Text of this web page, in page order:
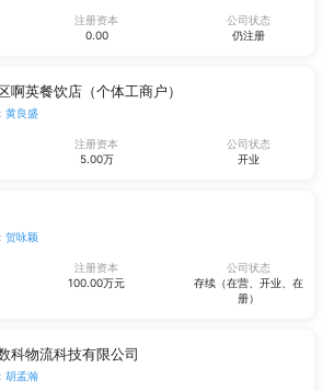
注册资本
0.00
公司状态
仍注册
啊英餐饮店（个体工商户）
黄良盛
注册资本
5.00万
公司状态
开业
贺咏颖
注册资本
100.00万元
公司状态
存续（在营、开业、在
册）
科物流科技有限公司
胡孟瀚